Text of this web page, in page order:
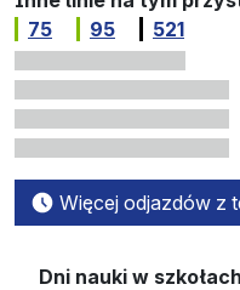
75
95 521
Więcej odjazdów z
Dni nauki w szkołach